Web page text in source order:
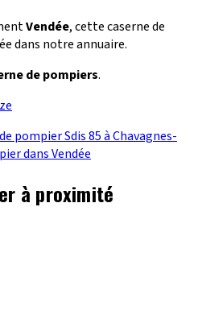
Vendée, cette caserne de
dans notre annuaire.
de pompiers.
pompier Sdis 85 à Chavagnes-
dans Vendée
à proximité